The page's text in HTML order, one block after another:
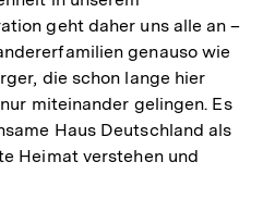
geht daher uns alle an –
genauso wie
die schon lange hier
miteinander gelingen. Es
Haus Deutschland als
Heimat verstehen und